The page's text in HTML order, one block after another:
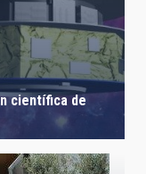
científica de